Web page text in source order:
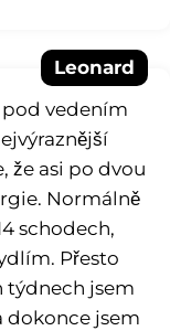
Leonard
vedením
že asi po dvou
Normálně
schodech,
Přesto
týdnech jsem
dokonce jsem